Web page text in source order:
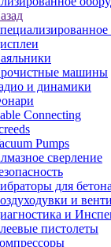
машины
и динамики
Connecting
Pumps
сверление
для бетона
и
и
пистолеты